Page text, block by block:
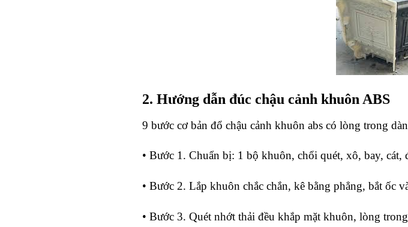
2. Hướng dẫn đúc chậu cảnh khuôn ABS
9 bước cơ bản đổ chậu cảnh khuôn abs có lòng trong
• Bước 1. Chuẩn bị: 1 bộ khuôn, chổi quét, xô, bay, cát,
• Bước 2. Lắp khuôn chắc chắn, kê bằng phẳng, bắt ốc
• Bước 3. Quét nhớt thải đều khắp mặt khuôn, lòng